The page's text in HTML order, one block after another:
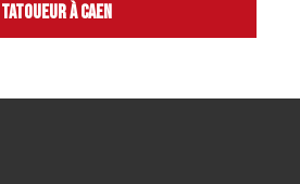
Tatoueur à Caen